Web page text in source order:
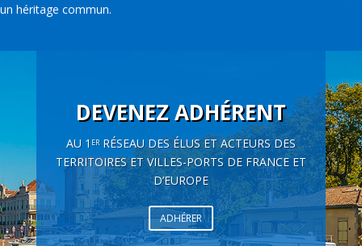
un héritage commun.
DEVENEZ ADHÉRENT
AU 1 ERRÉSEAU DES ÉLUS ET ACTEURS DES
TERRITOIRES ET VILLES-PORTS DE FRANCE ET
D’EUROPE
ADHÉRER